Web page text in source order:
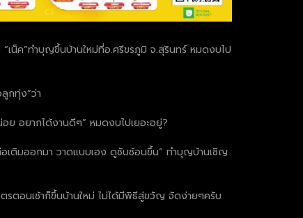
น็ค”ทำบุญขึ้นบ้านใหม่ที่อ.ศรีขรภูมิ จ.สุรินทร์ หมดงบไป
กทุ่ง”ว่า
ย อยากได้งานดีๆ” หมดงบไปเยอะอยู่?
เติมออกมา วาดแบบเอง ดูซับซ้อนขึ้น” ทำบุญบ้านเชิญ
ตอนเช้าก็ขึ้นบ้านใหม่ ไม่ได้มีพิธีสู่ขวัญ จัดง่ายๆครับ